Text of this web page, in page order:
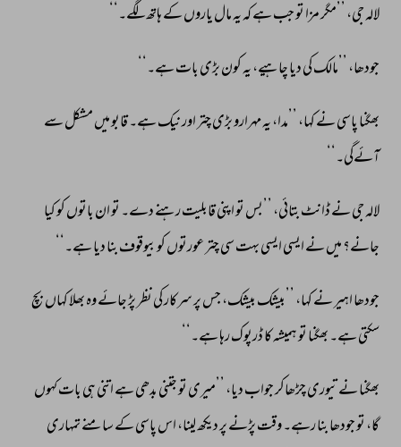
لالہ جی، ’’مگر مزا تو جب ہے کہ یہ مال یاروں کے ہاتھ لگے۔‘‘
جودھا، ’’مالک کی دیا چاہیے، یہ کون بڑی بات ہے۔‘‘
بھگنا پاسی نے کہا، ’’مدا، یہ مہرارو بڑی چتر اور نیک ہے۔ قابو میں مشکل سے
آئےگی۔‘‘
لالہ جی نے ڈانٹ بتائی، ’’بس تو اپنی قابلیت رہنے دے۔ تو ان باتوں کو کیا
جانے؟ میں نے ایسی ایسی بہت سی چتر عورتوں کو بیوقوف بنا دیا ہے۔‘‘
جودھا اہیر نے کہا، ’’بیشک بیشک، جس پر سرکار کی نظر پڑ جائے وہ بھلا کہاں بچ
سکتی ہے۔ بھگنا تو ہمیشہ کا ڈرپوک رہا ہے۔‘‘
بھگنا نے تیوری چڑھاکر جواب دیا، ’’میری تو جتنی بدھی ہے اتنی ہی بات کہوں
گا، تو جودھا بنا رہے۔ وقت پڑنے پر دیکھ لینا، اس پاسی کے سامنے تمہاری